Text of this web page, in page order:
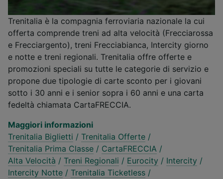
Trenitalia è la compagnia ferroviaria nazionale la cui
offerta comprende treni ad alta velocità (Frecciarossa
e Frecciargento), treni Frecciabianca, Intercity giorno
e notte e treni regionali. Trenitalia offre offerte e
promozioni speciali su tutte le categorie di servizio e
propone due tipologie di carte sconto per i giovani
sotto i 30 anni e i senior sopra i 60 anni e una carta
fedeltà chiamata CartaFRECCIA.
Maggiori informazioni
Trenitalia Biglietti / Trenitalia Offerte /
Trenitalia Prima Classe / CartaFRECCIA /
Alta Velocità / Treni Regionali / Eurocity / Intercity /
Intercity Notte / Trenitalia Ticketless /